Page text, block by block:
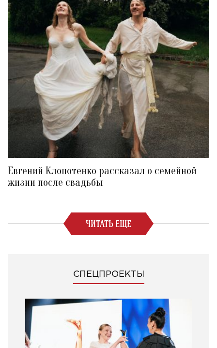
Евгений Клопотенко рассказал о семейной
жизни после свадьбы
ЧИТАТЬ ЕЩЕ
СПЕЦПРОЕКТЫ